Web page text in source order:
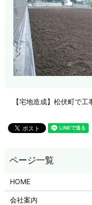
【宅地造成】松伏町で工
HOME
会社案内